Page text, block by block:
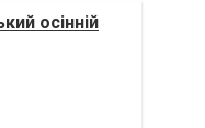
осінній